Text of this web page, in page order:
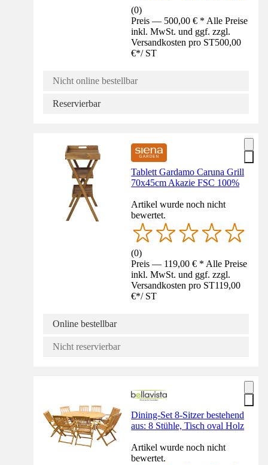
(0)
Preis — 500,00 € * Alle Preise
inkl. MwSt. und ggf. zzgl.
Versandkosten pro ST500,00
€*/ ST
Nicht online bestellbar
Reservierbar
Tablett Gardamo Caruna Grill
70x45cm Akazie FSC 100%
Artikel wurde noch nicht
bewertet.
(0)
Preis — 119,00 € * Alle Preise
inkl. MwSt. und ggf. zzgl.
Versandkosten pro ST119,00
€*/ ST
Online bestellbar
Nicht reservierbar
Dining-Set 8-Sitzer bestehend
aus: 8 Stühle, Tisch oval Holz
Artikel wurde noch nicht
bewertet.